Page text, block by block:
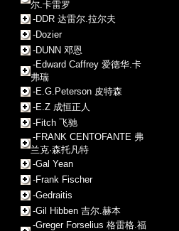
尔.卡雷罗
-DDR 达雷尔.拉尔夫
-Dozier
-DUNN 邓恩
-Edward Caffrey 爱德华.卡
弗瑞
-E.G.Peterson 皮特森
-E.Z 成恒正人
-Fitch 飞驰
-FRANK CENTOFANTE 弗
兰克·森托凡特
-Gal Yean
-Frank Fischer
-Gedraitis
-Gil Hibben 吉尔.赫本
-Greger Forselius 格雷格.福